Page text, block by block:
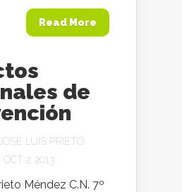
Read More
de
JOSE LUIS PRIETO
OCT 2, 2013
Méndez C.N. 7º